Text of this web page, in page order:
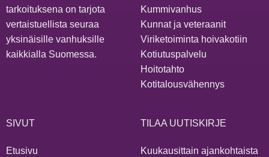
tarkoituksena on tarjota
vertaistuellista seuraa
yksinäisille vanhuksille
kaikkialla Suomessa.
Kummivanhus
Kunnat ja veteraanit
Viriketoiminta hoivakotiin
Kotiutuspalvelu
Hoitotahto
Kotitalousvähennys
SIVUT
Etusivu
TILAA UUTISKIRJE
Kuukausittain ajankohtaista